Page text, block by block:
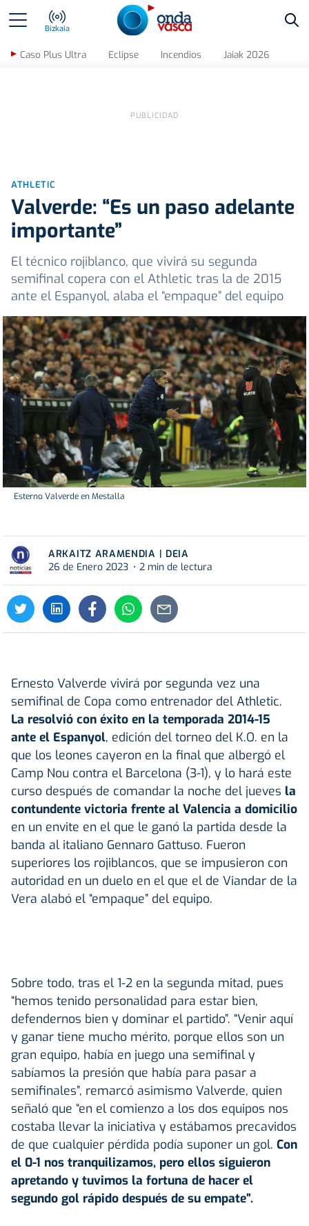
Bizkaia
Caso Plus Ultra Eclipse Incendios Jaiak 2026
ATHLETIC
Valverde: “Es un paso adelante
importante”
El técnico rojiblanco, que vivirá su segunda
semifinal copera con el Athletic tras la de 2015
ante el Espanyol, alaba el “empaque” del equipo
Esterno Valverde en Mestalla
ARKAITZ ARAMENDIA | DEIA
26 de Enero 2023
2 min de lectura
Ernesto Valverde vivirá por segunda vez una
semifinal de Copa como entrenador del Athletic.
La resolvió con éxito en la temporada 2014-15
ante el Espanyol, edición del torneo del K.O. en la
que los leones cayeron en la final que albergó el
Camp Nou contra el Barcelona (3-1), y lo hará este
curso después de comandar la noche del jueves la
contundente victoria frente al Valencia a domicilio
en un envite en el que le ganó la partida desde la
banda al italiano Gennaro Gattuso. Fueron
superiores los rojiblancos, que se impusieron con
autoridad en un duelo en el que el de Viandar de la
Vera alabó el “empaque” del equipo.
Sobre todo, tras el 1-2 en la segunda mitad, pues
“hemos tenido personalidad para estar bien,
defendernos bien y dominar el partido”. “Venir aquí
y ganar tiene mucho mérito, porque ellos son un
gran equipo, había en juego una semifinal y
sabíamos la presión que había para pasar a
semifinales”, remarcó asimismo Valverde, quien
señaló que “en el comienzo a los dos equipos nos
costaba llevar la iniciativa y estábamos precavidos
de que cualquier pérdida podía suponer un gol. Con
el 0-1 nos tranquilizamos, pero ellos siguieron
apretando y tuvimos la fortuna de hacer el
segundo gol rápido después de su empate”.